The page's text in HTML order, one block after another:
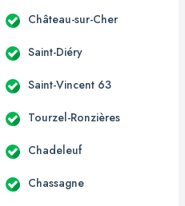
Château-sur-Cher
Saint-Diéry
Saint-Vincent 63
Tourzel-Ronzières
Chadeleuf
Chassagne